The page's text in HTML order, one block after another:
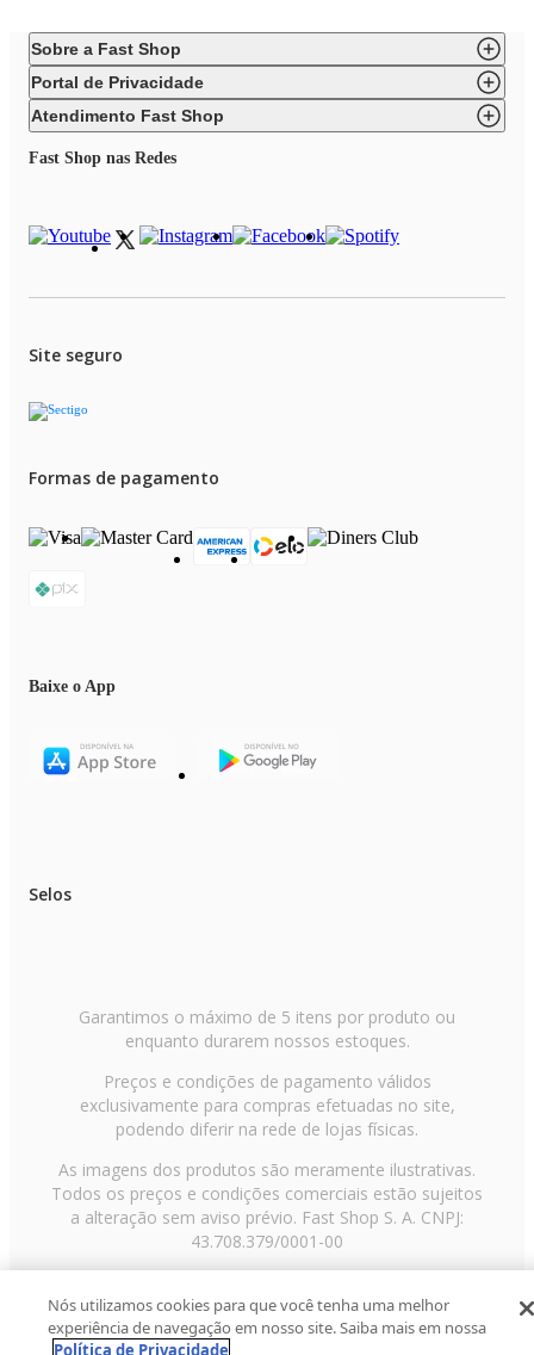
Sobre a Fast Shop
Portal de Privacidade
Atendimento Fast Shop
Fast Shop nas Redes
Site seguro
Formas de pagamento
Baixe o App
Selos
Garantimos o máximo de 5 itens por produto ou
enquanto durarem nossos estoques.
Preços e condições de pagamento válidos
exclusivamente para compras efetuadas no site,
podendo diferir na rede de lojas físicas.
As imagens dos produtos são meramente ilustrativas.
Todos os preços e condições comerciais estão sujeitos
a alteração sem aviso prévio. Fast Shop S. A. CNPJ:
43.708.379/0001-00
Paulo/SP, CEP 02029-001, Telefone: 11 3003-3728 ©
2013 Fast Shop - Todos os direitos reservadosRF
Nós utilizamos cookies para que você tenha uma melhor
experiência de navegação em nosso site. Saiba mais em nossa
Política de Privacidade